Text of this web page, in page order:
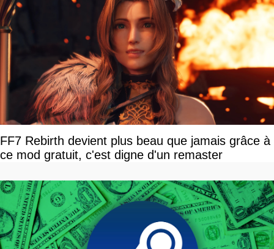
FF7 Rebirth devient plus beau que jamais grâce à
ce mod gratuit, c'est digne d'un remaster